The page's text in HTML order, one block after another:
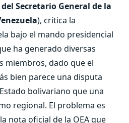
Secretario General de la
), critica la
bajo el mando presidencial
ha generado diversas
miembros, dado que el
bien parece una disputa
bolivariano que una
regional. El problema es
nota oficial de la OEA que